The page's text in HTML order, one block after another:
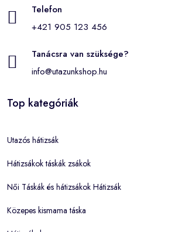
Telefon
+421 905 123 456
Tanácsra van szüksége?
info@utazunkshop.hu
Top kategóriák
Utazós hátizsák
Hátizsákok táskák zsákok
Női Táskák és hátizsákok Hátizsák
Közepes kismama táska